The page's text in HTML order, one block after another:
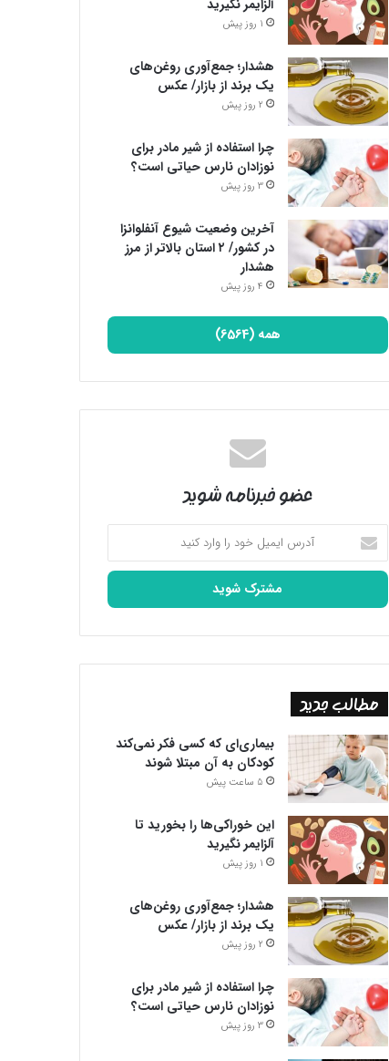
آلزایمر نگیرید
1 روز پیش
هشدار؛ جمع‌آوری روغن‌های
یک برند از بازار/ عکس
2 روز پیش
چرا استفاده از شیر مادر برای
نوزادان نارس حیاتی است؟
3 روز پیش
آخرین وضعیت شیوع آنفلوانزا
در کشور/ ۲ استان بالاتر از مرز
هشدار
4 روز پیش
همه (6564)
عضو خبرنامه شوید
آدرس
ایمیل
خود
وارد
مطالب جدید
بیماری‌ای که کسی فکر نمی‌کند
کودکان به آن مبتلا شوند
5 ساعت پیش
این خوراکی‌ها را بخورید تا
آلزایمر نگیرید
1 روز پیش
هشدار؛ جمع‌آوری روغن‌های
یک برند از بازار/ عکس
2 روز پیش
چرا استفاده از شیر مادر برای
نوزادان نارس حیاتی است؟
3 روز پیش